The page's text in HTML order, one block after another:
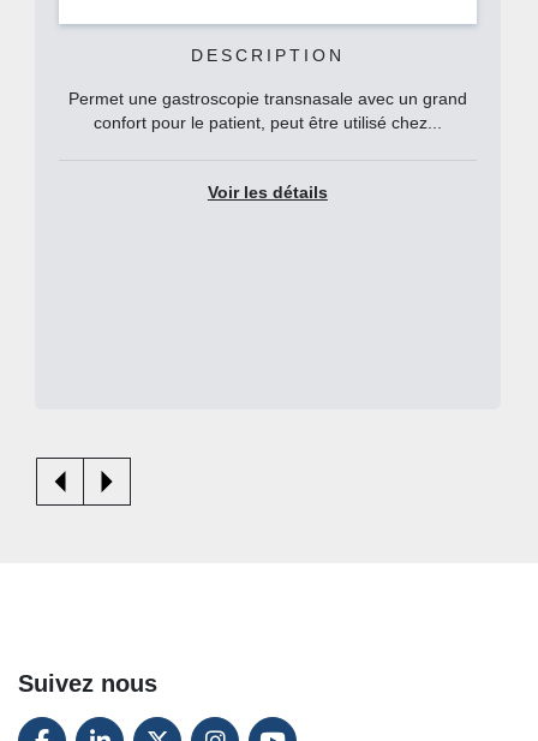
DESCRIPTION
Permet une gastroscopie transnasale avec un grand
confort pour le patient, peut être utilisé chez...
Voir les détails
Suivez nous